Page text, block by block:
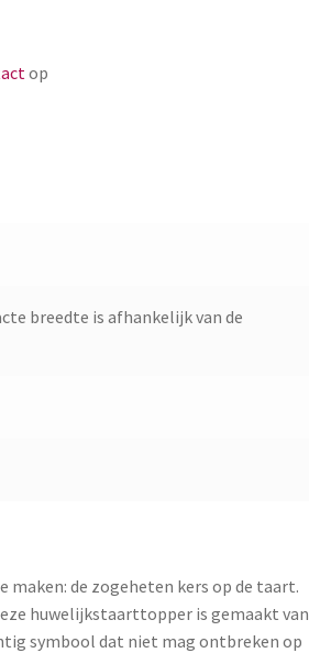
op
breedte is afhankelijk van de
de zogeheten kers op de taart.
huwelijkstaarttopper is gemaakt van
symbool dat niet mag ontbreken op